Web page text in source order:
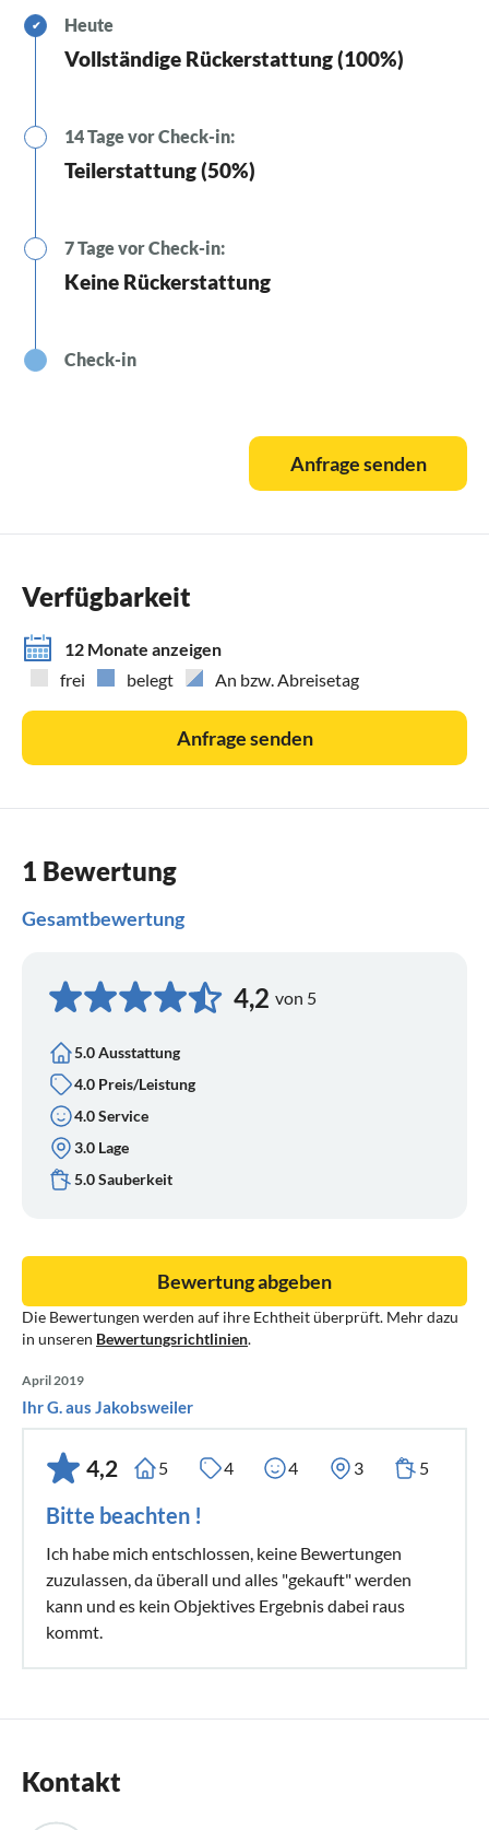
✔ Heute
Vollständige Rückerstattung (100%)
14 Tage vor Check-in:
Teilerstattung (50%)
7 Tage vor Check-in:
Keine Rückerstattung
Check-in
Anfrage senden
Verfügbarkeit
12 Monate anzeigen
frei
belegt An bzw. Abreisetag
Anfrage senden
1 Bewertung
Gesamtbewertung
4,2 von 5
5.0 Ausstattung
4.0 Preis/Leistung
4.0 Service
3.0 Lage
5.0 Sauberkeit
Die Bewertungen werden auf ihre Echtheit überprüft. Mehr dazu
in unseren Bewertungsrichtlinien.
Bewertung abgeben
April 2019
Ihr G. aus Jakobsweiler
4,2 5 4 4 3 5
Bitte beachten !
Ich habe mich entschlossen, keine Bewertungen
zuzulassen, da überall und alles "gekauft" werden
kann und es kein Objektives Ergebnis dabei raus
kommt.
Kontakt